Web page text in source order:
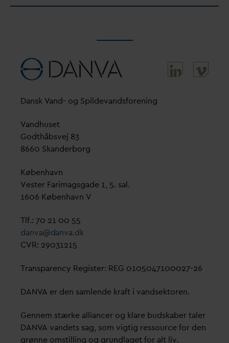
Dansk Vand- og Spildevandsforening
Vandhuset
Godthåbsvej 83
8660 Skanderborg
København
Vester Farimagsgade 1, 5. sal.
1606 København V
Tlf.: 70 21 00 55
danva@danva.dk
CVR: 29031215
Transparency Register: REG 0105047100027-26
DANVA er den samlende kraft i vandsektoren.
Gennem stærke alliancer og klare budskaber taler
DANVA vandets sag, som vigtig ressource for den
grønne omstilling og grundlaget for alt liv.